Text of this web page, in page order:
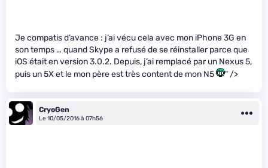
Je compatis d’avance : j’ai vécu cela avec mon iPhone 3G en
son temps … quand Skype a refusé de se réinstaller parce que
iOS était en version 3.0.2. Depuis, j’ai remplacé par un Nexus 5,
puis un 5X et le mon père est très content de mon N5
" />
CryoGen
Le 10/05/2016 à 07h56